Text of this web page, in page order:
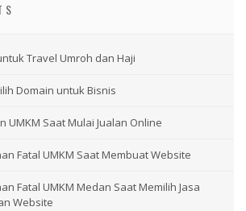
Travel Umroh dan Haji
Domain untuk Bisnis
UMKM Saat Mulai Jualan Online
Fatal UMKM Saat Membuat Website
Fatal UMKM Medan Saat Memilih Jasa
Website